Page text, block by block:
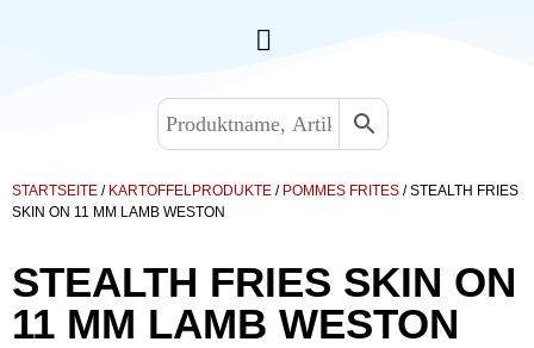
STARTSEITE / KARTOFFELPRODUKTE / POMMES FRITES / STEALTH FRIES
SKIN ON 11 MM LAMB WESTON
STEALTH FRIES SKIN ON
11 MM LAMB WESTON